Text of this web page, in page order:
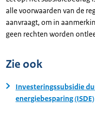
alle voorwaarden van de
aanvraagt, om in
geen rechten worden
Zie ook
Investeringssubsidie
energiebesparing (ISDE)